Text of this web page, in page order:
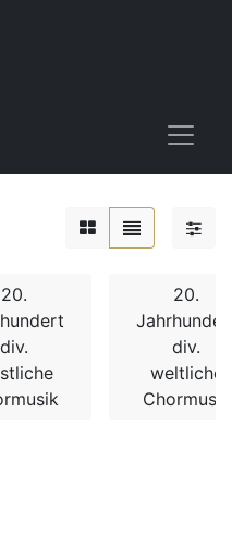
20.
div.
20.
div.
weltliche
Chormusik